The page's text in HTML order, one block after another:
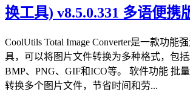
换工具) v8.5.0.331 多语便携
CoolUtils Total Image Converter是一款功能
具，可以将图片文件转换为多种格式，包括
BMP、PNG、GIF和ICO等。 软件功能 批
转换多个图片文件，节省时间和劳...